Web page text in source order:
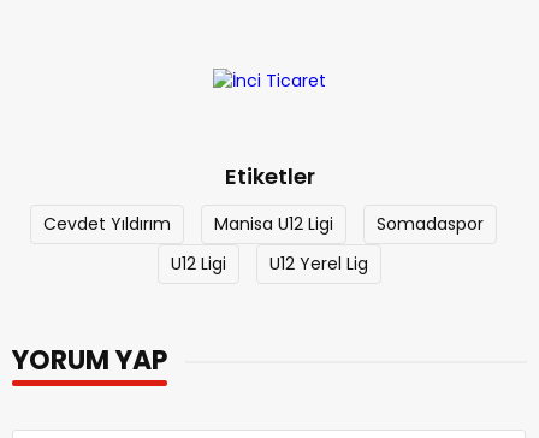
Etiketler
Cevdet Yıldırım Manisa U12 Ligi
Somadaspor
U12 Ligi
U12 Yerel Lig
YORUM YAP